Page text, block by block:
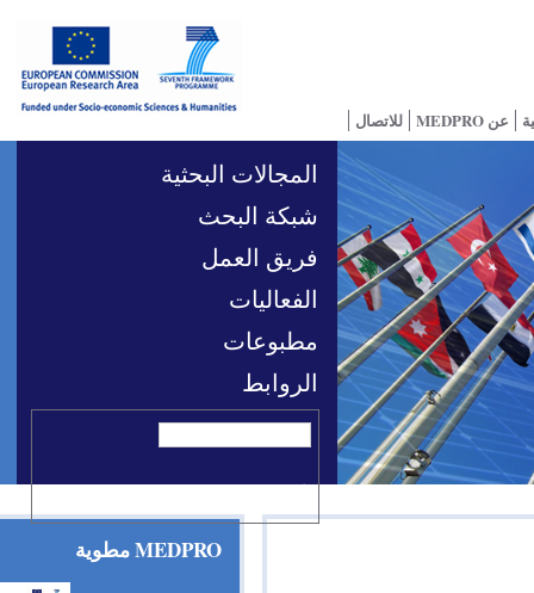
للاتصال
المجالات البحثية
شبكة البحث
فريق العمل
الفعاليات
مطبوعات
الروابط
MEDPRO مطوية